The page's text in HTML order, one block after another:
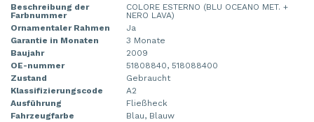
Beschreibung der
Farbnummer
COLORE ESTERNO (BLU OCEANO MET. +
NERO LAVA)
Ornamentaler Rahmen
Ja
Garantie in Monaten
3 Monate
Baujahr
2009
OE-nummer
51808840, 518088400
Zustand
Gebraucht
Klassifizierungscode
A2
Ausführung
Fließheck
Fahrzeugfarbe
Blau, Blauw